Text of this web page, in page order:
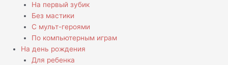
На первый зубик
Без мастики
С мульт-героями
По компьютерным играм
На день рождения
Для ребенка